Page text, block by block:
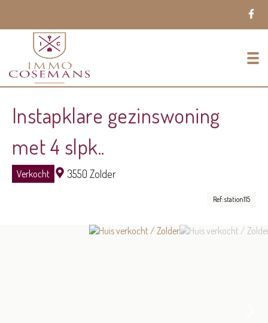
Instapklare gezinswoning
met 4 slpk..
Verkocht 3550 Zolder
Ref: station115